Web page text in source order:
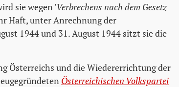
sie wegen 'Verbrechens nach dem Gesetz
Haft, unter Anrechnung der
1944 und 31. August 1944 sitzt sie die
Österreichs und die Wiedererrichtung der
Österreichischen Volkspartei